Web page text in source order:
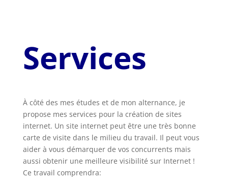
Services
À côté des mes études et de mon alternance, je
propose mes services pour la création de sites
internet. Un site internet peut être une très bonne
carte de visite dans le milieu du travail. Il peut vous
aider à vous démarquer de vos concurrents mais
aussi obtenir une meilleure visibilité sur Internet !
Ce travail comprendra: